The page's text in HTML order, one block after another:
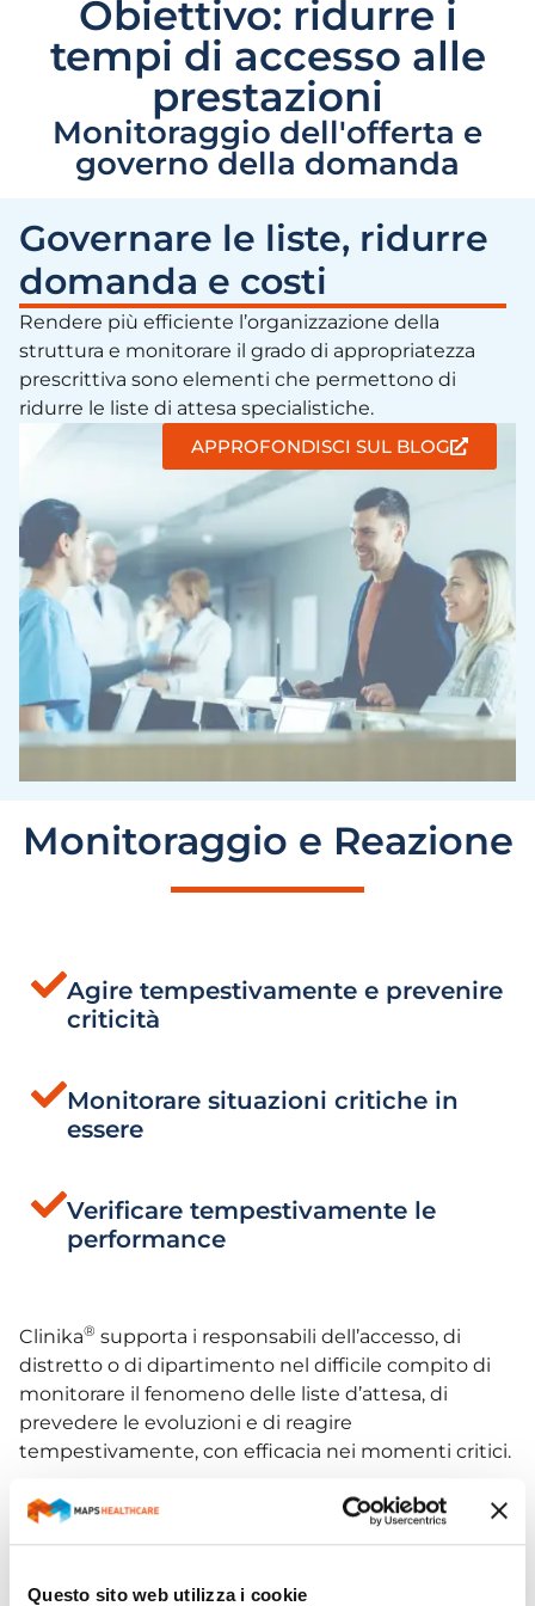
Questo sito web utilizza i cookie
Obiettivo: ridurre i
tempi di accesso alle
prestazioni
Monitoraggio dell'offerta e
governo della domanda
Governare le liste, ridurre
domanda e costi
Rendere più efficiente l’organizzazione della
struttura e monitorare il grado di appropriatezza
prescrittiva sono elementi che permettono di
ridurre le liste di attesa specialistiche.
APPROFONDISCI SUL BLOG
Monitoraggio e Reazione
Agire tempestivamente e prevenire
criticità
Monitorare situazioni critiche in
essere
Verificare tempestivamente le
performance
Clinika® supporta i responsabili dell’accesso, di
distretto o di dipartimento nel difficile compito di
monitorare il fenomeno delle liste d’attesa, di
prevedere le evoluzioni e di reagire
tempestivamente, con efficacia nei momenti critici.
L’accesso a report e la ricezione di notifiche
permette di disporre delle informazioni necessarie